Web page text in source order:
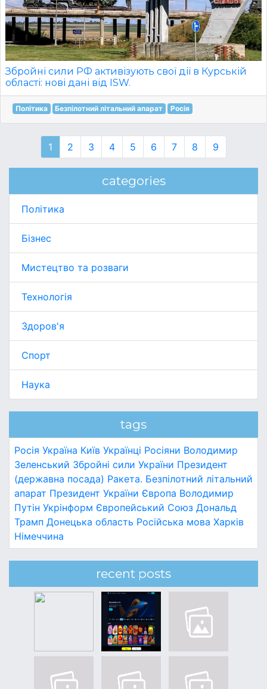
Збройні сили РФ активізують свої дії в Курській
області: нові дані від ISW.
Політика Безпілотний літальний апарат Росія
1 2 3 4 5 6 7 8 9
categories
Політика
Бізнес
Мистецтво та розваги
Технологія
Здоров'я
Спорт
Наука
tags
Росія Україна Київ Українці Росіяни Володимир
Зеленський Збройні сили України Президент
(державна посада) Ракета. Безпілотний літальний
апарат Президент України Європа Володимир
Путін Укрінформ Європейський Союз Дональд
Трамп Донецька область Російська мова Харків
Німеччина
recent posts